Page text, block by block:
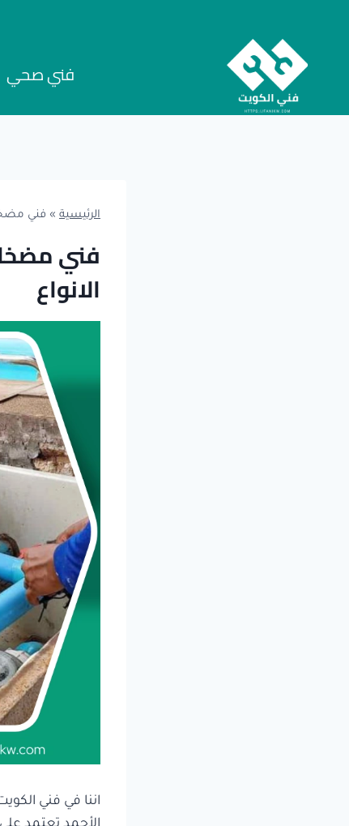
المحتوى
فني صحي
الرئيسية » فني
فني
الانواع
اننا في فني